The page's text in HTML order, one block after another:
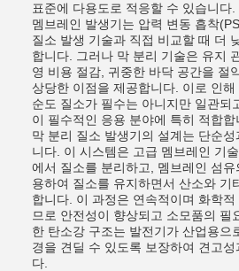
표준에 다용도로 적응할 수 있습니다.
멤브레인 발생기는 압력 변동 흡착
질소 발생 기술과 직접 비교할 때 더
합니다. 그러나 막 분리 기술은 유지
영 비용 절감, 귀중한 바닥 공간을 절
상당한 이점을 제공합니다. 이로 인
순도 질소가 필수는 아니지만 일관되
이 필수적인 응용 분야에 특히 적합합
막 분리 질소 발생기의 설계는 단순
니다. 이 시스템은 고급 멤브레인 기
에서 질소를 분리하고, 멤브레인 섬
용하여 질소를 유지하면서 산소와 기
합니다. 이 과정은 연속적이며 화학
므로 안전성이 향상되고 소모품의 필
한 탄소강 구조는 발전기가 산업용으
경을 견딜 수 있도록 보장하여 견고
다.